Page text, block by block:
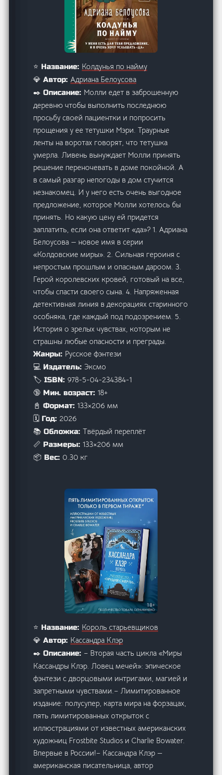
⭐ Название: Колдунья по найму
💎 Автор:Адриана Белоусова
✒️ Описание: Молли едет в заброшенную
деревню чтобы выполнить последнюю
просьбу своей пациентки и попросить
прощения у ее тетушки Мэри. Траурные
ленты на воротах говорят, что тетушка
умерла. Ливень вынуждает Молли принять
решение переночевать в доме покойной. А
в самый разгар непогоды в дом стучится
незнакомец. И у него есть очень выгодное
предложение, которое Молли хотелось бы
принять. Но какую цену ей придется
заплатить, если она ответит «да»? 1. Адриана
Белоусова — новое имя в серии
«Колдовские миры». 2. Сильная героиня с
непростым прошлым и опасным дароом. 3.
Герой королевских кровей, готовый на все,
чтобы спасти своего сына. 4. Напряженная
детективная линия в декорациях старинного
особняка, где каждый под подозрением. 5.
История о зрелых чувствах, которым не
страшны любые опасности и преграды.
Жанры: Русское фэнтези
💻 Издатель: Эксмо
🏷️ ISBN:978-5-04-234384-1
🔞 Мин. возраст:18+
📓 Формат:133×206 мм
🗓️ Год:2026
📚 Обложка:Твёрдый переплёт
📏 Размеры:133×206 мм
📦 Вес:0.30 кг
⭐ Название: Король старьевщиков
💎 Автор: Кассандра Клэр
✒️ Описание: – Вторая часть цикла «Миры
Кассандры Клэр. Ловец мечей»: эпическое
фэнтези с дворцовыми интригами, магией и
запретными чувствами.– Лимитированное
издание: полусупер, карта мира на форзацах,
пять лимитированных открыток с
иллюстрациями от известных американских
художниц Frostbite Studios и Charlie Bowater.
Впервые в России!– Кассандра Клэр —
американская писательница, автор